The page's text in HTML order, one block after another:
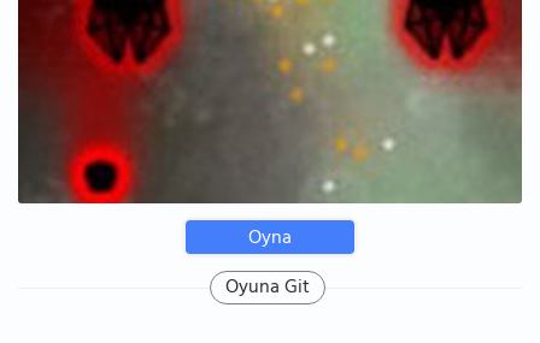
Oyna
Oyuna Git